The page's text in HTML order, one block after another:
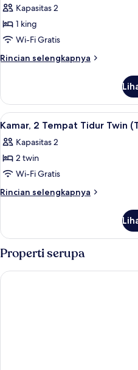
bathtub
Kamar
Double
Superior,
Tempat
(Shower)
Kapasitas 2
1 king
Wi-Fi Gratis
Rincian selengkapnya
Rincian
Kamar
Double
Superior,
Tempat
Tidur
(Shower)
Lihat
semua
foto
untuk
Kamar,
2
Twin
6
Kamar, 2 Tempat Tidur Twin
Kapasitas 2
2 twin
Wi-Fi Gratis
Rincian selengkapnya
Rincian
Kamar,
2
Tempat
Tidur
Twin
Properti serupa
Andante Hotel